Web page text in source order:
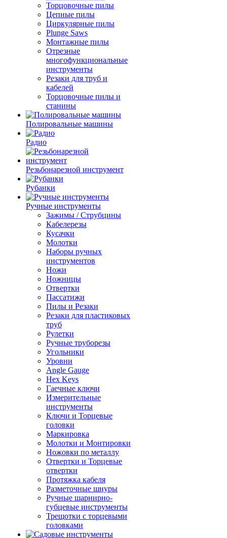
Торцовочные пилы
Цепные пилы
Циркулярные пилы
Plunge Saws
Монтажные пилы
Отрезные
многофункциональные
инструменты
Резаки для труб и
кабелей
Торцовочные пилы и
станины
Полировальные машины
Радио
Резьбонарезной инструмент
Рубанки
Ручные инструменты
Зажимы / Струбцины
Кабелерезы
Кусачки
Молотки
Наборы ручных
инструментов
Ножи
Ножницы
Отвертки
Пассатижи
Пилы и Резаки
Резаки для пластиковых
труб
Рулетки
Ручные труборезы
Угольники
Уровни
Angle Gauge
Hex Keys
Гаечные ключи
Измерительные
инструменты
Ключи и Торцевые
головки
Маркировка
Молотки и Монтировки
Ножовки по металлу
Отвертки и Торцевые
отвертки
Протяжка кабеля
Разметочные шнуры
Ручные шарнирно-
губцевые инструменты
Трещотки с торцевыми
головками